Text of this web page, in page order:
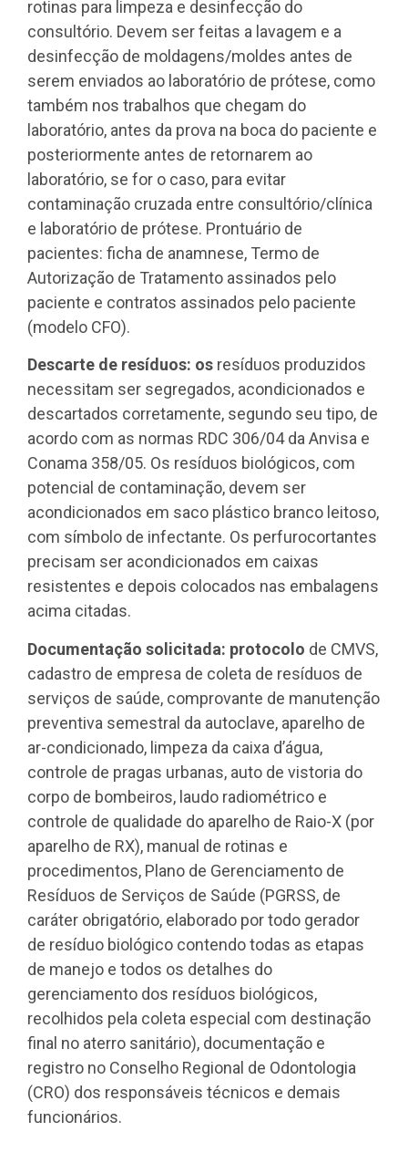
rotinas para limpeza e desinfecção do
consultório. Devem ser feitas a lavagem e a
desinfecção de moldagens/moldes antes de
serem enviados ao laboratório de prótese, como
também nos trabalhos que chegam do
laboratório, antes da prova na boca do paciente e
posteriormente antes de retornarem ao
laboratório, se for o caso, para evitar
contaminação cruzada entre consultório/clínica
e laboratório de prótese. Prontuário de
pacientes: ficha de anamnese, Termo de
Autorização de Tratamento assinados pelo
paciente e contratos assinados pelo paciente
(modelo CFO).
Descarte de resíduos: os resíduos produzidos
necessitam ser segregados, acondicionados e
descartados corretamente, segundo seu tipo, de
acordo com as normas RDC 306/04 da Anvisa e
Conama 358/05. Os resíduos biológicos, com
potencial de contaminação, devem ser
acondicionados em saco plástico branco leitoso,
com símbolo de infectante. Os perfurocortantes
precisam ser acondicionados em caixas
resistentes e depois colocados nas embalagens
acima citadas.
Documentação solicitada: protocolo de CMVS,
cadastro de empresa de coleta de resíduos de
serviços de saúde, comprovante de manutenção
preventiva semestral da autoclave, aparelho de
ar-condicionado, limpeza da caixa d’água,
controle de pragas urbanas, auto de vistoria do
corpo de bombeiros, laudo radiométrico e
controle de qualidade do aparelho de Raio-X (por
aparelho de RX), manual de rotinas e
procedimentos, Plano de Gerenciamento de
Resíduos de Serviços de Saúde (PGRSS, de
caráter obrigatório, elaborado por todo gerador
de resíduo biológico contendo todas as etapas
de manejo e todos os detalhes do
gerenciamento dos resíduos biológicos,
recolhidos pela coleta especial com destinação
final no aterro sanitário), documentação e
registro no Conselho Regional de Odontologia
(CRO) dos responsáveis técnicos e demais
funcionários.